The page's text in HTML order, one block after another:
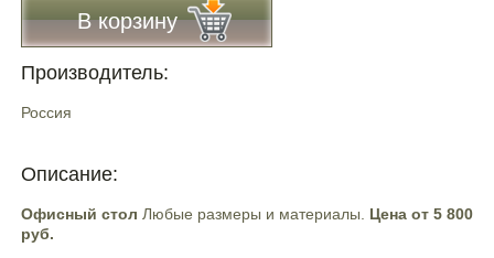
В корзину
Производитель:
Россия
Описание:
Офисный стол Любые размеры и материалы. Цена от 5 800
руб.